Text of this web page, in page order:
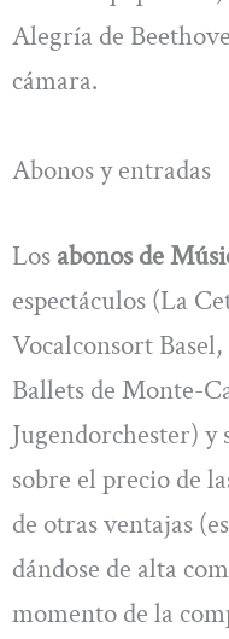
Alegría de
cámara.
Abonos y entradas
Los abonos de
espectáculos (La
Vocalconsort
Ballets de Monte-
Jugendorchester)
sobre el precio de
de otras ventajas
dándose de alta
momento de la